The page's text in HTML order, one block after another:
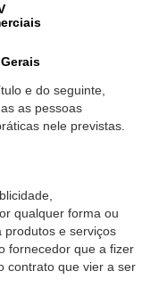
e do seguinte,
as pessoas
nele previstas.
qualquer forma ou
produtos e serviços
fornecedor que a fizer
contrato que vier a ser